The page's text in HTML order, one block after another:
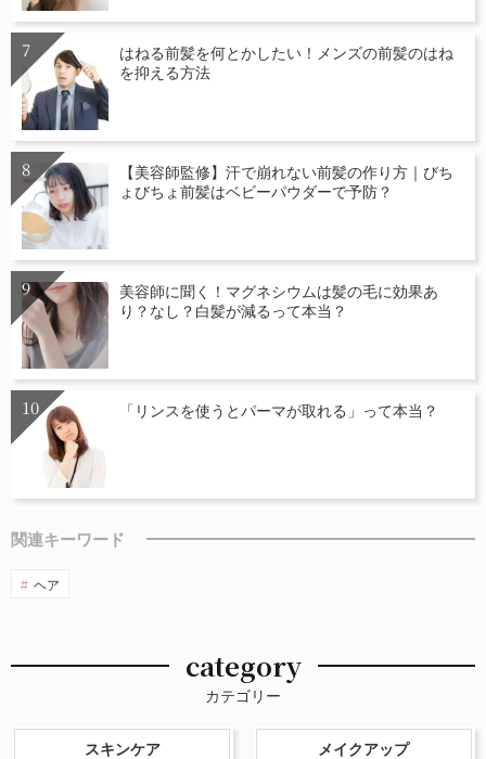
はねる前髪を何とかしたい！メンズの前髪のはね
を抑える方法
【美容師監修】汗で崩れない前髪の作り方｜びち
ょびちょ前髪はベビーパウダーで予防？
美容師に聞く！マグネシウムは髪の毛に効果あ
り？なし？白髪が減るって本当？
「リンスを使うとパーマが取れる」って本当？
関連キーワード
ヘア
category
カテゴリー
スキンケア メイクアップ